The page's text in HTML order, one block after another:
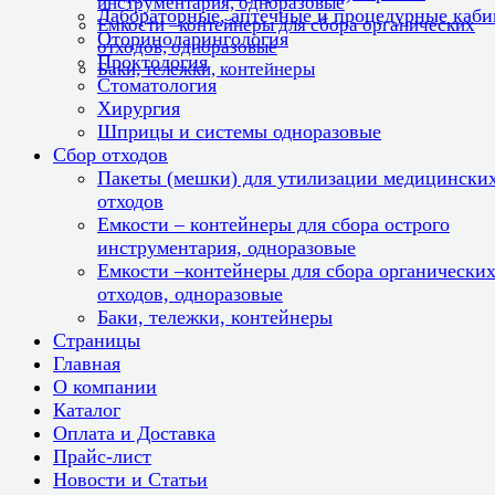
Емкости –контейнеры для сбора органических
отходов, одноразовые
Баки, тележки, контейнеры
Лабораторные, аптечные и процедурные
Оториноларингология
Проктология
Стоматология
Хирургия
Шприцы и системы одноразовые
Сбор отходов
Пакеты (мешки) для утилизации
отходов
Емкости – контейнеры для сбора острого
инструментария, одноразовые
Емкости –контейнеры для сбора органических
отходов, одноразовые
Баки, тележки, контейнеры
Страницы
Главная
О компании
Каталог
Оплата и Доставка
Прайс-лист
Новости и Статьи